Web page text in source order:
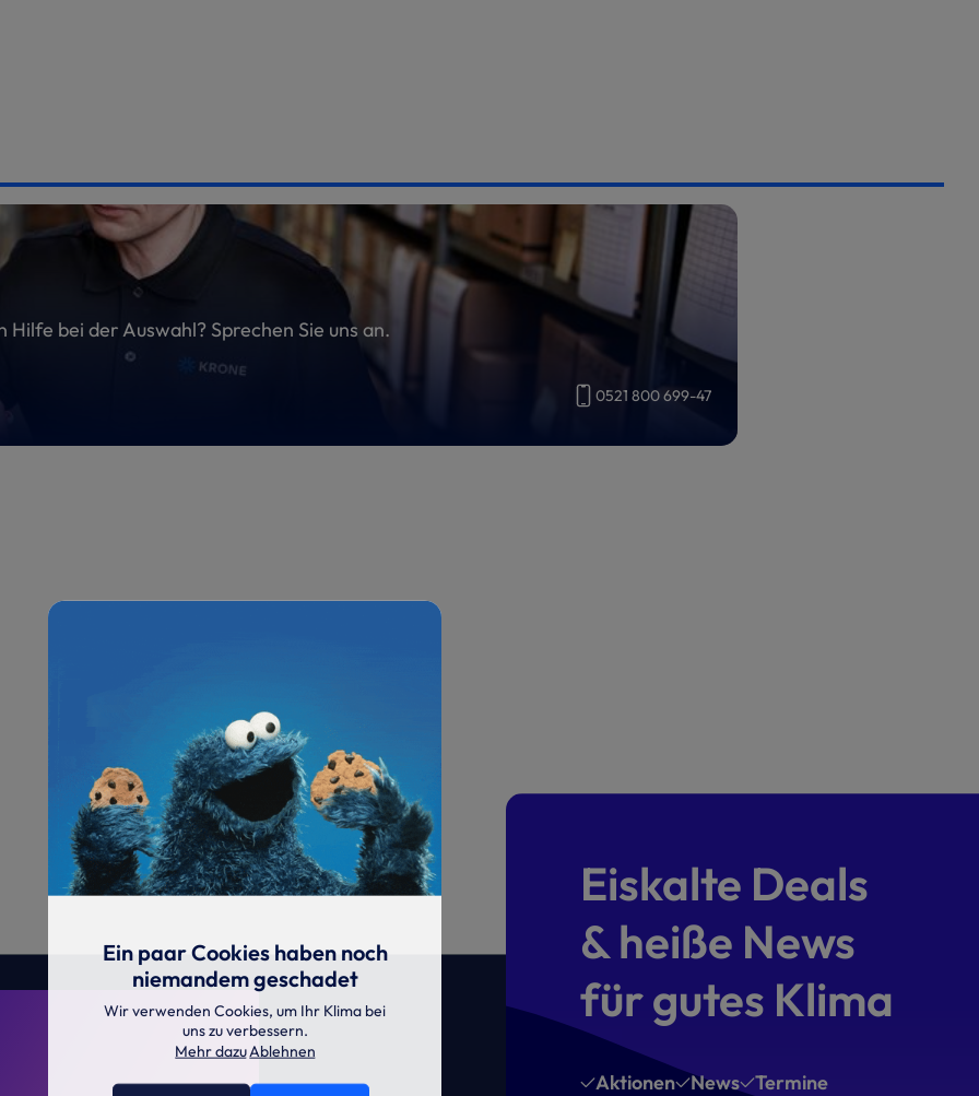
bei der Auswahl? Sprechen Sie uns an.
0521 800 699-47
Eiskalte Deals
& heiße News
für gutes Klima
Aktionen News Termine
Ein paar Cookies haben noch
niemandem geschadet
Wir verwenden Cookies, um Ihr Klima bei
uns zu verbessern.
Mehr dazuAblehnen